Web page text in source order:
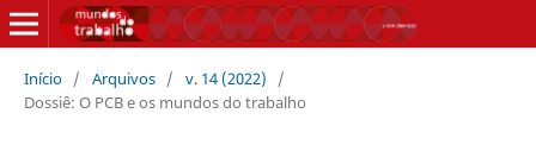
Início / Arquivos / v. 14 (2022)
/
Dossiê: O PCB e os mundos do trabalho